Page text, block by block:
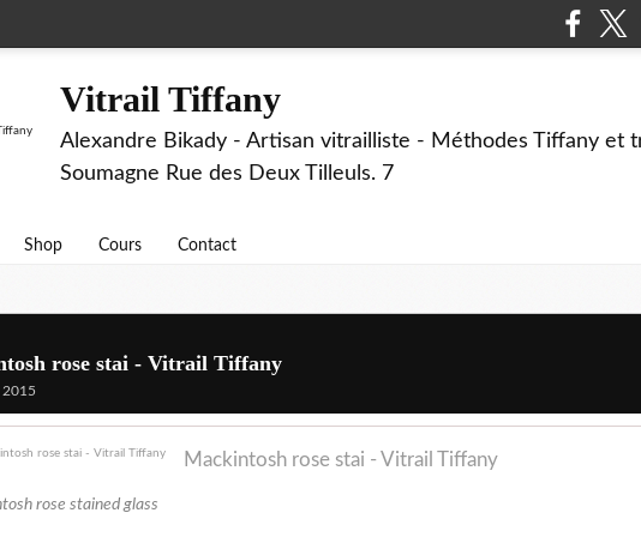
Vitrail Tiffany
Alexandre Bikady - Artisan vitrailliste - Méthodes Tiffany et
Soumagne Rue des Deux Tilleuls. 7
Shop Cours Contact
rose stai - Vitrail Tiffany
2015
Mackintosh rose stai - Vitrail Tiffany
rose stained glass